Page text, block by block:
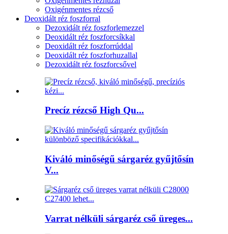
Oxigénmentes rézcső
Deoxidált réz foszforral
Dezoxidált réz foszforlemezzel
Deoxidált réz foszforcsíkkal
Deoxidált réz foszforrúddal
Deoxidált réz foszforhuzallal
Dezoxidált réz foszforcsővel
Precíz rézcső High Qu...
Kiváló minőségű sárgaréz gyűjtősín
V...
Varrat nélküli sárgaréz cső üreges...